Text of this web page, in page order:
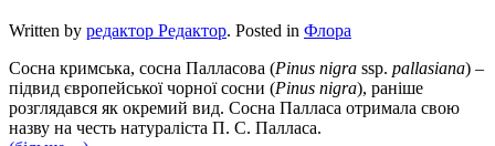
Written by редактор Редактор. Posted in Флора
Сосна кримська, сосна Палласова (Pinus nigra ssp. pallasiana) –
підвид європейської чорної сосни (Pinus nigra), раніше
розглядався як окремий вид. Сосна Палласа отримала свою
назву на честь натураліста П. С. Палласа.